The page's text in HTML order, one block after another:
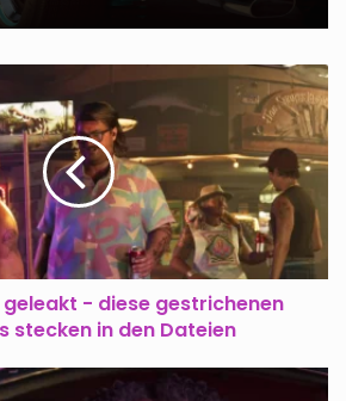
- diese gestrichenen
stecken in den Dateien